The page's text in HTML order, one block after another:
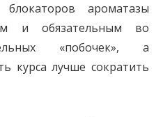
блокаторов ароматазы
и обязательным во
«побочек», а
курса лучше сократить